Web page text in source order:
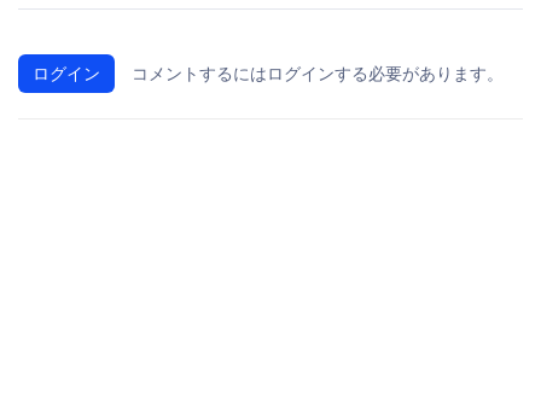
ログイン コメントするにはログインする必要があります。